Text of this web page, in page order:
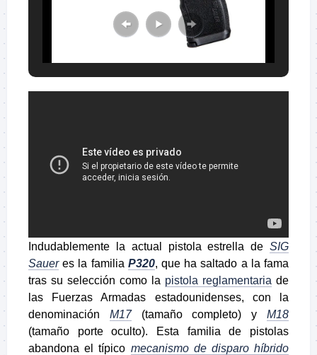
Indudablemente la actual pistola estrella de SIG
Saueres la familia P320, que ha saltado a la fama
tras su selección como la pistola reglamentaria de
las Fuerzas Armadas estadounidenses, con la
denominación M17(tamaño completo) yM18
(tamaño porte oculto). Esta familia de pistolas
abandona el típico mecanismo de disparo híbrido